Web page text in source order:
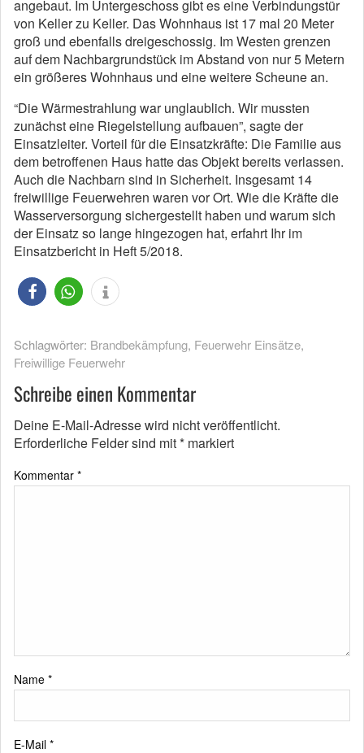
angebaut. Im Untergeschoss gibt es eine Verbindungstür
von Keller zu Keller. Das Wohnhaus ist 17 mal 20 Meter
groß und ebenfalls dreigeschossig. Im Westen grenzen
auf dem Nachbargrundstück im Abstand von nur 5 Metern
ein größeres Wohnhaus und eine weitere Scheune an.
“Die Wärmestrahlung war unglaublich. Wir mussten
zunächst eine Riegelstellung aufbauen”, sagte der
Einsatzleiter. Vorteil für die Einsatzkräfte: Die Familie aus
dem betroffenen Haus hatte das Objekt bereits verlassen.
Auch die Nachbarn sind in Sicherheit. Insgesamt 14
freiwillige Feuerwehren waren vor Ort. Wie die Kräfte die
Wasserversorgung sichergestellt haben und warum sich
der Einsatz so lange hingezogen hat, erfahrt Ihr im
Einsatzbericht in Heft 5/2018.
Schlagwörter: Brandbekämpfung, Feuerwehr Einsätze,
Freiwillige Feuerwehr
Schreibe einen Kommentar
Deine E-Mail-Adresse wird nicht veröffentlicht.
Erforderliche Felder sind mit* markiert
Kommentar *
Name *
E-Mail *